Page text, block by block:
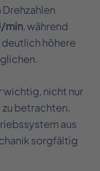
min , während
höhere
wichtig, nicht nur
betrachten,
aus
sorgfältig